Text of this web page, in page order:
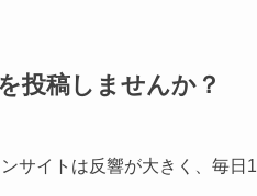
投稿しませんか？
ンサイトは反響が大きく、毎日